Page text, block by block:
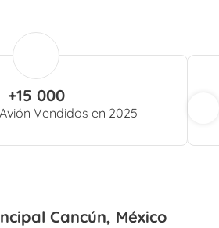
+15 000
Vendidos en 2025
Cancún, México